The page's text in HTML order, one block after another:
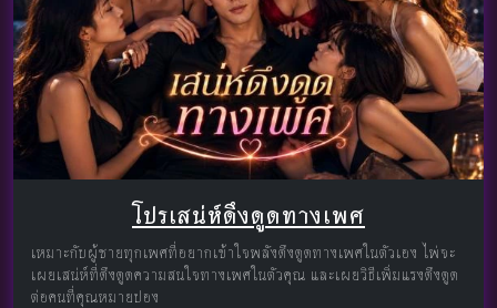
โปรเสน่ห์ดึงดูดทางเพศ
เหมาะกับผู้ชายทุกเพศที่อยากเข้าใจพลังดึงดูดทางเพศในตัวเอง ไพ่จะ
เผยเสน่ห์ที่ดึงดูดความสนใจทางเพศในตัวคุณ และเผยวิธีเพิ่มแรงดึงดูด
ต่อคนที่คุณหมายปอง